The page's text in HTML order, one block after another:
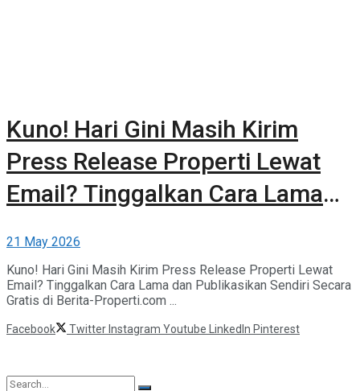
Kuno! Hari Gini Masih Kirim
Press Release Properti Lewat
Email? Tinggalkan Cara Lama
Gratis di Berita-Properti.com
21 May 2026
Kuno! Hari Gini Masih Kirim Press Release Properti Lewat
Email? Tinggalkan Cara Lama dan Publikasikan Sendiri Secara
Gratis di Berita-Properti.com ...
Facebook Twitter Instagram Youtube LinkedIn Pinterest